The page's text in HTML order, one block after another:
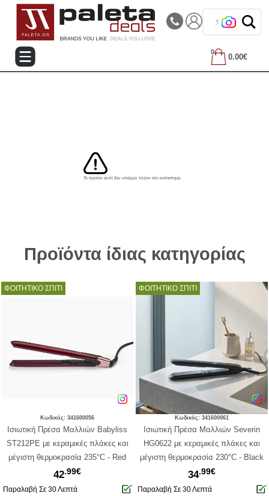
Τηλεφωνικές Παραγγελίες: 2105714144 |||
❤️
0
0.00€
Το προϊόν αυτό δεν υπάρχει πλέον στο κατάστημα.
Προϊόντα ίδιας κατηγορίας
ΦΟΙΤΗΤΙΚΟ ΣΠΙΤΙ
Κωδικός: 341600056
Ισιωτική Πρέσα Μαλλιών Babyliss
ST212PE με κεραμικές πλάκες και
μέγιστη θερμοκρασία 235°C - Red
42.99€
Παραλαβή Σε 30 Λεπτά
ΦΟΙΤΗΤΙΚΟ ΣΠΙΤΙ
Κωδικός: 341600061
Ισιωτική Πρέσα Μαλλιών Severin
HG0622 με κεραμικές πλάκες και
μέγιστη θερμοκρασία 230°C - Black
34.99€
Παραλαβή Σε 30 Λεπτά